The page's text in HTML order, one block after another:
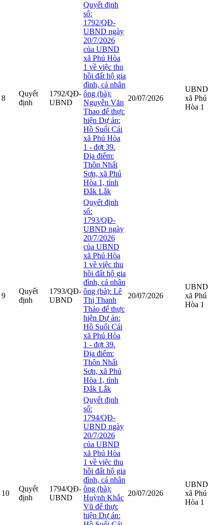
8
Quyết
định
1792/QĐ-
UBND
Quyết định
số:
1792/QĐ-
UBND ngày
20/7/2026
của UBND
xã Phú Hòa
1 về việc thu
hồi đất hộ gia
đình, cá nhân
ông (bà):
Nguyễn Văn
Thao để thực
hiện Dự án:
Hồ Suối Cái
xã Phú Hòa
1 - đợt 39.
Địa điểm:
Thôn Nhất
Sơn, xã Phú
Hòa 1, tỉnh
Đắk Lắk
20/07/2026
UBND
xã Phú
Hòa 1
9
Quyết
định
1793/QĐ-
UBND
Quyết định
số:
1793/QĐ-
UBND ngày
20/7/2026
của UBND
xã Phú Hòa
1 về việc thu
hồi đất hộ gia
đình, cá nhân
ông (bà): Lê
Thị Thanh
Thảo để thực
hiện Dự án:
Hồ Suối Cái
xã Phú Hòa
1 - đợt 39.
Địa điểm:
Thôn Nhất
Sơn, xã Phú
Hòa 1, tỉnh
Đắk Lắk
20/07/2026
UBND
xã Phú
Hòa 1
10
Quyết
định
1794/QĐ-
UBND
Quyết định
số:
1794/QĐ-
UBND ngày
20/7/2026
của UBND
xã Phú Hòa
1 về việc thu
hồi đất hộ gia
đình, cá nhân
ông (bà):
Huỳnh Khắc
Vũ để thực
hiện Dự án:
20/07/2026
UBND
xã Phú
Hòa 1